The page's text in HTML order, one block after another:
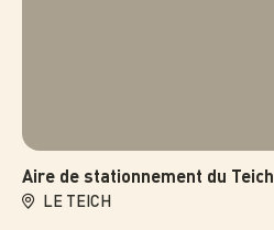
Aire de stationnement du Teich
LE TEICH